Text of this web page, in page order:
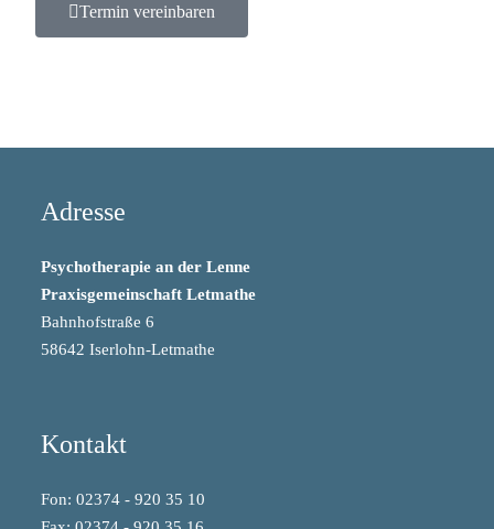
Termin vereinbaren
Adresse
Psychotherapie an der Lenne
Praxisgemeinschaft Letmathe
Bahnhofstraße 6
58642 Iserlohn-Letmathe
Kontakt
Fon: 02374 - 920 35 10